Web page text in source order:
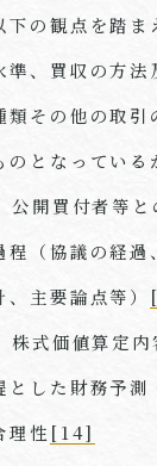
下の観点を踏ま
準、買収の方法
類その他の取引
のとなっている
公開買付者等と
程（協議の経過
、主要論点等）
株式価値算定内
とした財務予測
理性 [14]